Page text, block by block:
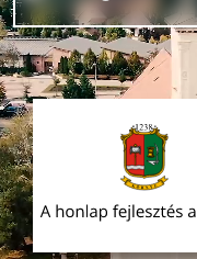
Hírek [
Események []
Dokumentumok []
Aloldalak [ ]